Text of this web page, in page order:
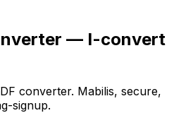
— I-convert
converter. Mabilis, secure,
signup.